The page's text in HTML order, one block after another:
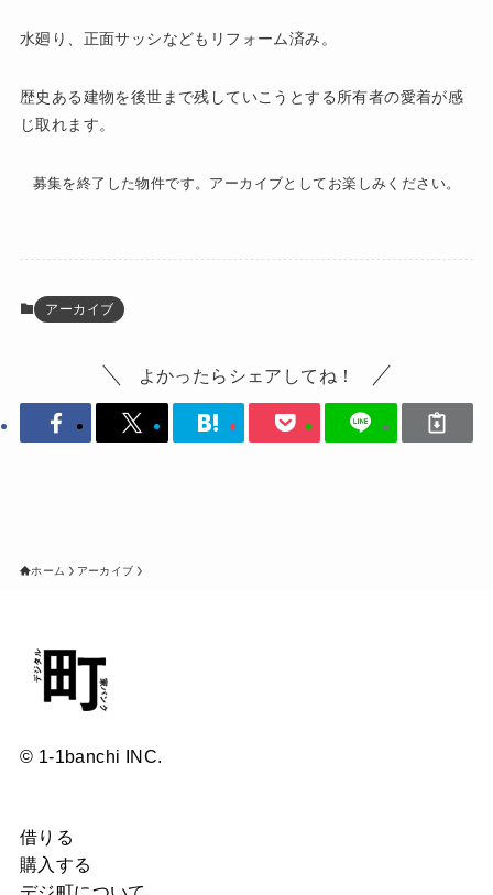
水廻り、正面サッシなどもリフォーム済み。
歴史ある建物を後世まで残していこうとする所有者の愛着が感
じ取れます。
募集を終了した物件です。アーカイブとしてお楽しみください。
アーカイブ
よかったらシェアしてね！
ホーム アーカイブ
© 1-1banchi INC.
借りる
購入する